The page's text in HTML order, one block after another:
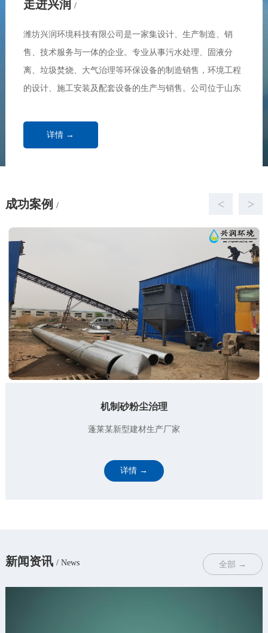
走进兴润 /
潍坊兴润环境科技有限公司是一家集设计、生产制造、销
售、技术服务与一体的企业。专业从事污水处理、固液分
离、垃圾焚烧、大气治理等环保设备的制造销售，环境工程
的设计、施工安装及配套设备的生产与销售。公司位于山东
誉的——诸城市，东临海滨名城青岛市，南毗...
详情 →
成功案例 /
机制砂粉尘治理
蓬莱某新型建材生产厂家
详情 →
< >
新闻资讯 / News 全部 →